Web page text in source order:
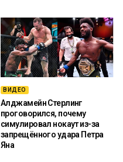
ВИДЕО
Алджамейн Стерлинг
проговорился, почему
симулировал нокаут из-за
запрещённого удара Петра
Яна